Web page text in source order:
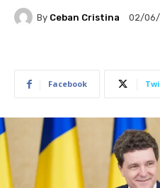
By Ceban Cristina 02/
Facebook